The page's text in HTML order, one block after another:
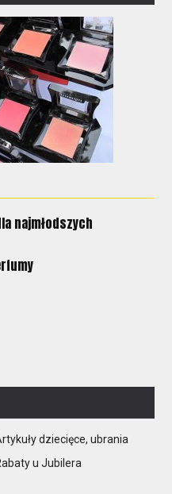
najmłodszych
dziecięce, ubrania
u Jubilera